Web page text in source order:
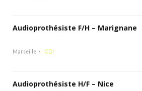
Audioprothésiste F/H – Marignane
Marseille CDI
Audioprothésiste H/F – Nice